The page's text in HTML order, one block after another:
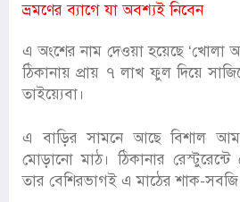
ভ্রমণের ব্যাগে যা অবশ্যই নিবেন
এ অংশের নাম দেওয়া হয়েছে ‘খোলা
ঠিকানায় প্রায় ৭ লাখ ফুল দিয়ে
তাইয়্যেবা।
এ বাড়ির সামনে আছে বিশাল
মোড়ানো মাঠ। ঠিকানার
তার বেশিরভাগই এ মাঠের শাক-সবজি